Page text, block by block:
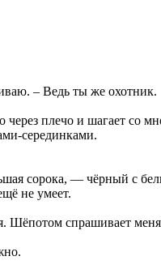
– Ведь ты же охотник.
плечо и шагает со
серединками.
сорока, — чёрный с
не умеет.
Шёпотом спрашивает